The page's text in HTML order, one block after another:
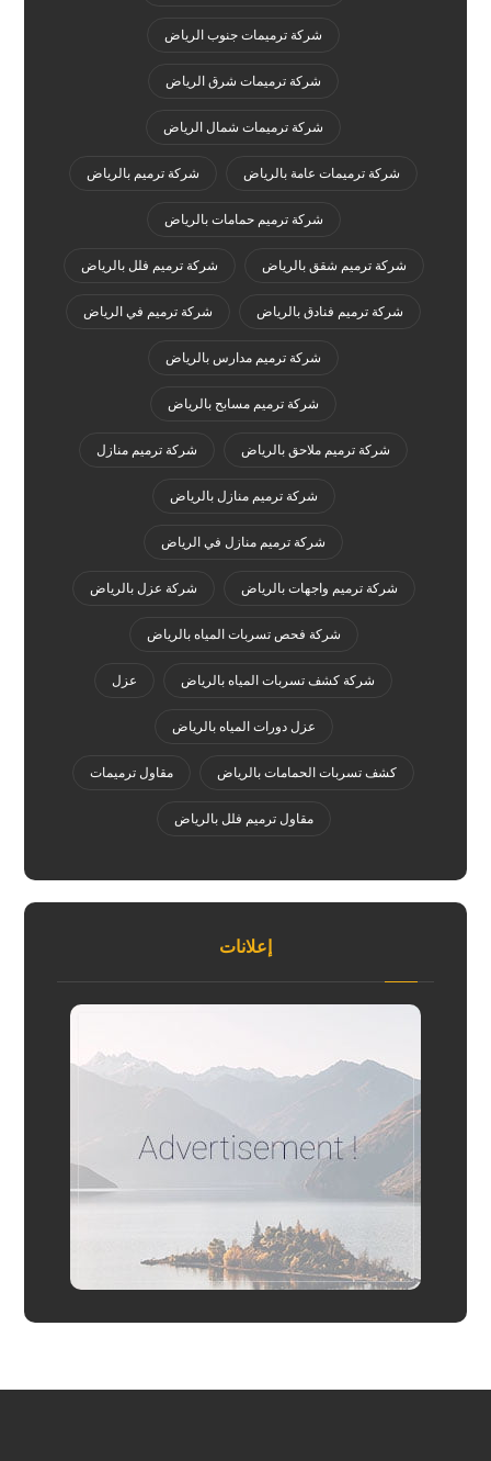
شركة ترميمات جنوب الرياض
شركة ترميمات شرق الرياض
شركة ترميمات شمال الرياض
شركة ترميمات عامة بالرياض شركة ترميم بالرياض
شركة ترميم حمامات بالرياض
شركة ترميم شقق بالرياض شركة ترميم فلل بالرياض
شركة ترميم فنادق بالرياض شركة ترميم في الرياض
شركة ترميم مدارس بالرياض
شركة ترميم مسابح بالرياض
شركة ترميم ملاحق بالرياض شركة ترميم منازل
شركة ترميم منازل بالرياض
شركة ترميم منازل في الرياض
شركة ترميم واجهات بالرياض شركة عزل بالرياض
شركة فحص تسربات المياه بالرياض
شركة كشف تسربات المياه بالرياض عزل
عزل دورات المياه بالرياض
كشف تسربات الحمامات بالرياض مقاول ترميمات
مقاول ترميم فلل بالرياض
إعلانات